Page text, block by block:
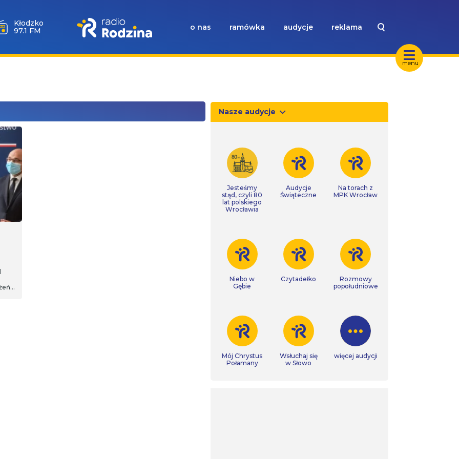
menu
Wołów
99.6 FM
o nas ramówka audycje reklama
Nasze audycje
Jesteśmy
stąd, czyli 80
lat polskiego
Wrocławia
Audycje
Świąteczne
Na torach z
MPK Wrocław
Niebo w
Gębie
Czytadełko
Rozmowy
popołudniowe
Mój Chrystus
Połamany
Wsłuchaj się
w Słowo
więcej audycji